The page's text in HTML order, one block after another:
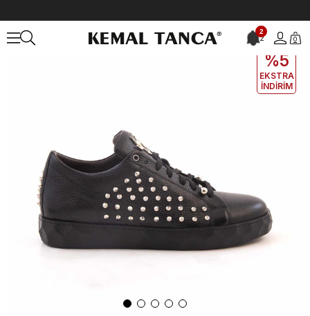
2
2 0
EKLE5
%5
EKSTRA
İNDİRİM